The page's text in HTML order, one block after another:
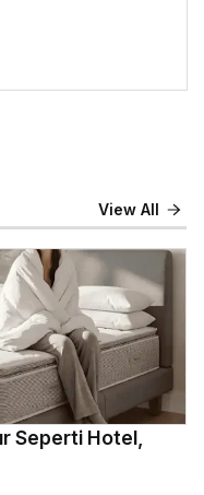
View All
Seperti Hotel,